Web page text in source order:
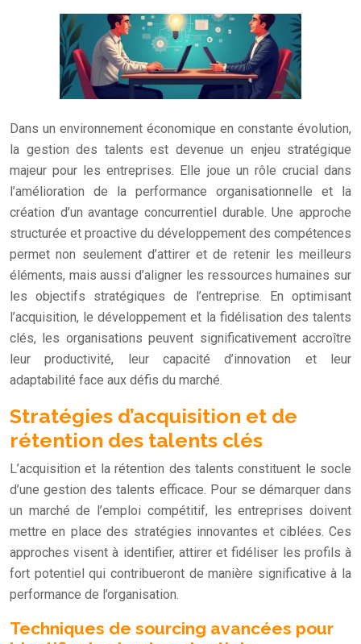
Dans un environnement économique en constante évolution,
la gestion des talents est devenue un enjeu stratégique
majeur pour les entreprises. Elle joue un rôle crucial dans
l’amélioration de la performance organisationnelle et la
création d’un avantage concurrentiel durable. Une approche
structurée et proactive du développement des compétences
permet non seulement d’attirer et de retenir les meilleurs
éléments, mais aussi d’aligner les ressources humaines sur
les objectifs stratégiques de l’entreprise. En optimisant
l’acquisition, le développement et la fidélisation des talents
clés, les organisations peuvent significativement accroître
leur productivité, leur capacité d’innovation et leur
adaptabilité face aux défis du marché.
Stratégies d’acquisition et de
rétention des talents clés
L’acquisition et la rétention des talents constituent le socle
d’une gestion des talents efficace. Pour se démarquer dans
un marché de l’emploi compétitif, les entreprises doivent
mettre en place des stratégies innovantes et ciblées. Ces
approches visent à identifier, attirer et fidéliser les profils à
fort potentiel qui contribueront de manière significative à la
performance de l’organisation.
Techniques de sourcing avancées pour